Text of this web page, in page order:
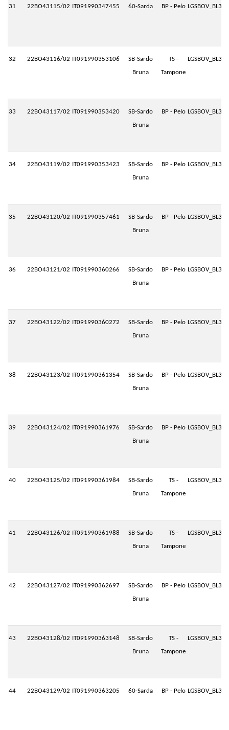
31 22BO43115/02 IT091990347455 60-Sarda BP - Pelo LGSBOV_BL3.P
32 22BO43116/02 IT091990353106
SB-Sardo
Bruna
TS -
Tampone
LGSBOV_BL3.P
33 22BO43117/02 IT091990353420
SB-Sardo
Bruna
BP - Pelo LGSBOV_BL3.P
34 22BO43119/02 IT091990353423
SB-Sardo
Bruna
BP - Pelo LGSBOV_BL3.P
35 22BO43120/02 IT091990357461
SB-Sardo
Bruna
BP - Pelo LGSBOV_BL3.P
36 22BO43121/02 IT091990360266
SB-Sardo
Bruna
BP - Pelo LGSBOV_BL3.P
37 22BO43122/02 IT091990360272
SB-Sardo
Bruna
BP - Pelo LGSBOV_BL3.P
38 22BO43123/02 IT091990361354
SB-Sardo
Bruna
BP - Pelo LGSBOV_BL3.P
39 22BO43124/02 IT091990361976
SB-Sardo
Bruna
BP - Pelo LGSBOV_BL3.P
40 22BO43125/02 IT091990361984
SB-Sardo
Bruna
TS -
Tampone
LGSBOV_BL3.P
41 22BO43126/02 IT091990361988
SB-Sardo
Bruna
TS -
Tampone
LGSBOV_BL3.P
42 22BO43127/02 IT091990362697
SB-Sardo
Bruna
BP - Pelo LGSBOV_BL3.P
43 22BO43128/02 IT091990363148
SB-Sardo
Bruna
TS -
Tampone
LGSBOV_BL3.P
44 22BO43129/02 IT091990363205 60-Sarda BP - Pelo LGSBOV_BL3.P